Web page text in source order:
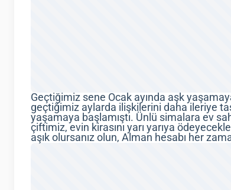
Geçtiğimiz sene Ocak ayında aşk
geçtiğimiz aylarda ilişkilerini daha ileriye
yaşamaya başlamıştı. Ünlü simalara ev
çiftimiz, evin kirasını yarı yarıya
aşık olursanız olun, Alman hesabı her